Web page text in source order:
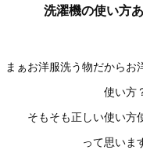
洗濯機の使い方
まぁお洋服洗う物だから
使い方
そもそも正しい使い方
って思いま